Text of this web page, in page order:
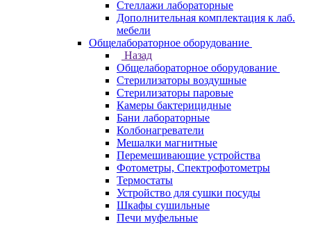
Стеллажи лабораторные
Дополнительная комплектация к лаб.
мебели
Общелабораторное оборудование
Назад
Общелабораторное оборудование
Стерилизаторы воздушные
Стерилизаторы паровые
Камеры бактерицидные
Бани лабораторные
Колбонагреватели
Мешалки магнитные
Перемешивающие устройства
Фотометры, Спектрофотометры
Термостаты
Устройство для сушки посуды
Шкафы сушильные
Печи муфельные